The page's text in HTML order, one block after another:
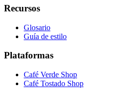
Recursos
Glosario
Guía de estilo
Plataformas
Café Verde Shop
Café Tostado Shop